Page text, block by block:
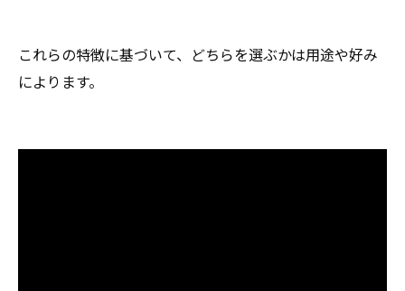
これらの特徴に基づいて、どちらを選ぶかは用途や好み
によります。